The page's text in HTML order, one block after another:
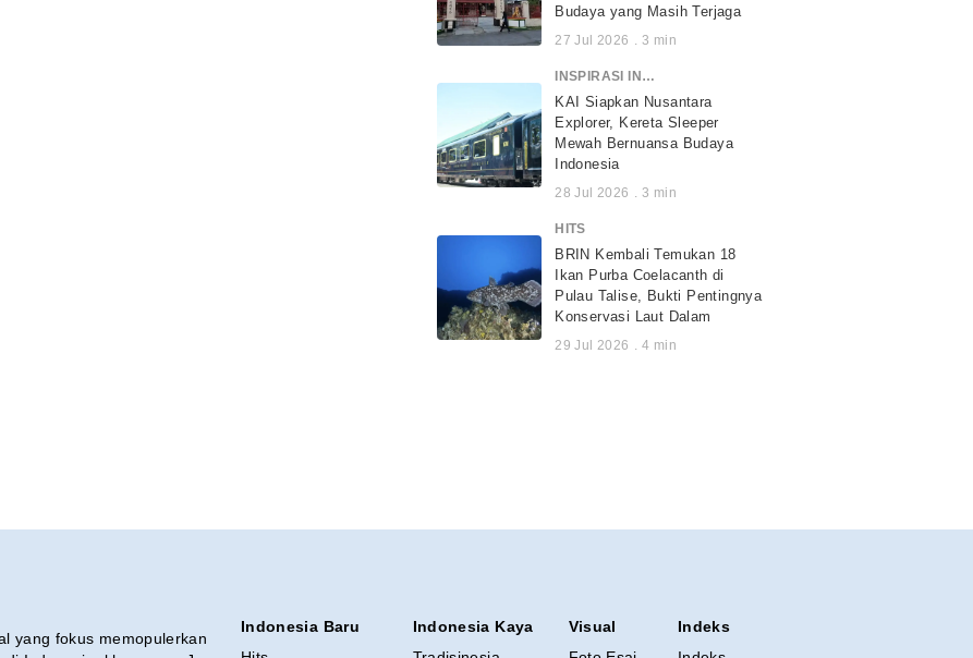
Budaya yang Masih Terjaga
27 Jul 2026 . 3 min
INSPIRASI INDONESIA
KAI Siapkan Nusantara
Explorer, Kereta Sleeper
Mewah Bernuansa Budaya
Indonesia
28 Jul 2026 . 3 min
HITS
BRIN Kembali Temukan 18
Ikan Purba Coelacanth di
Pulau Talise, Bukti Pentingnya
Konservasi Laut Dalam
29 Jul 2026 . 4 min
yang fokus memopulerkan
Indonesia Baru
Indonesia Kaya
Visual
Indeks